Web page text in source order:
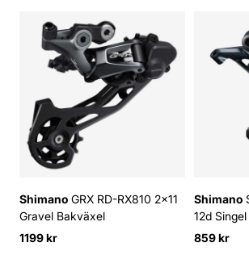
Shimano GRX RD-RX810 2x11
Gravel Bakväxel
1199 kr
Shimano
12d Singel
859 kr